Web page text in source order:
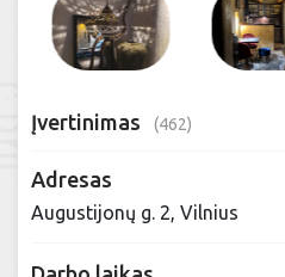
Įvertinimas (462)
Adresas
Augustijonų g. 2, Vilnius